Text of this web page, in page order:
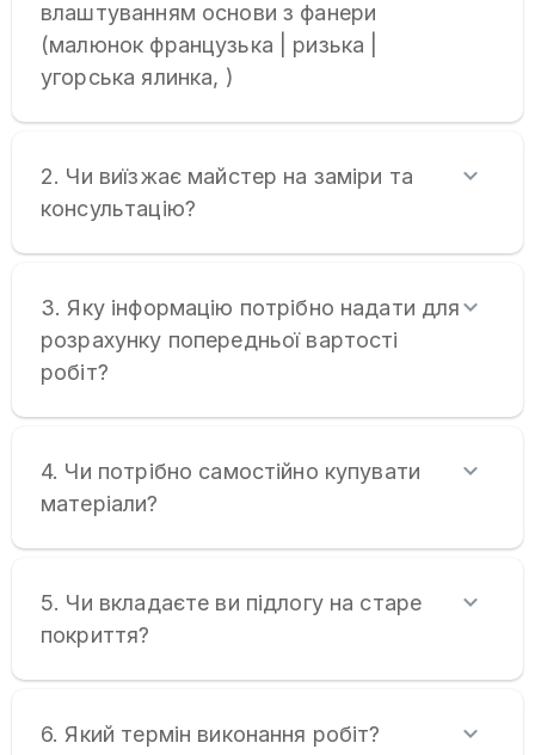
влаштуванням основи з фанери
(малюнок французька | ризька |
угорська ялинка, )
2. Чи виїзжає майстер на заміри та
консультацію?
3. Яку інформацію потрібно надати для
розрахунку попередньої вартості
робіт?
4. Чи потрібно самостійно купувати
матеріали?
5. Чи вкладаєте ви підлогу на старе
покриття?
6. Який термін виконання робіт?